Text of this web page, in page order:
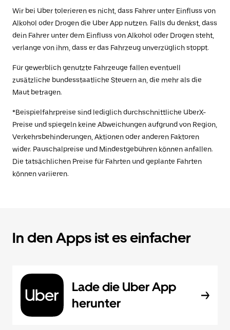
Wir bei Uber tolerieren es nicht, dass Fahrer unter Einfluss von
Alkohol oder Drogen die Uber App nutzen. Falls du denkst, dass
dein Fahrer unter dem Einfluss von Alkohol oder Drogen steht,
verlange von ihm, dass er das Fahrzeug unverzüglich stoppt.
Für gewerblich genutzte Fahrzeuge fallen eventuell
zusätzliche bundesstaatliche Steuern an, die mehr als die
Maut betragen.
*Beispielfahrpreise sind lediglich durchschnittliche UberX-
Preise und spiegeln keine Abweichungen aufgrund von Region,
Verkehrsbehinderungen, Aktionen oder anderen Faktoren
wider. Pauschalpreise und Mindestgebühren können anfallen.
Die tatsächlichen Preise für Fahrten und geplante Fahrten
können variieren.
In den Apps ist es einfacher
Lade die Uber App
herunter